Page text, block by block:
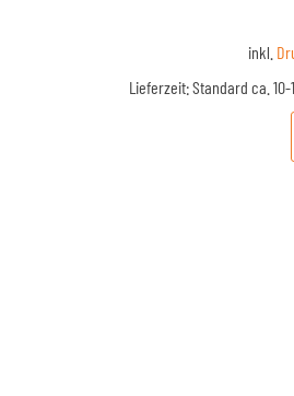
inkl.
Lieferzeit:Standard ca.